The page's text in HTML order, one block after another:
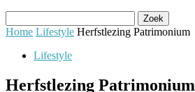
Home Lifestyle Herfstlezing Patrimonium
Lifestyle
Herfstlezing Patrimonium